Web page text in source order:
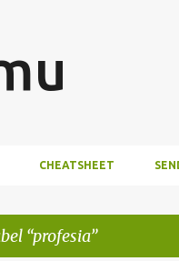
CHEATSHEET
profesia